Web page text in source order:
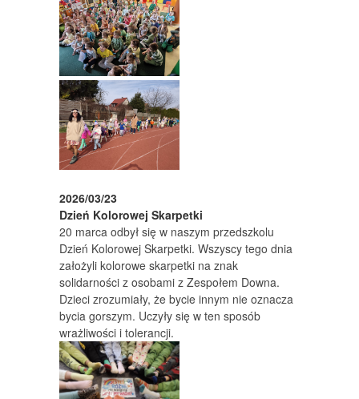
2026/03/23
Dzień Kolorowej Skarpetki
20 marca odbył się w naszym przedszkolu
Dzień Kolorowej Skarpetki. Wszyscy tego dnia
założyli kolorowe skarpetki na znak
solidarności z osobami z Zespołem Downa.
Dzieci zrozumiały, że bycie innym nie oznacza
bycia gorszym. Uczyły się w ten sposób
wrażliwości i tolerancji.